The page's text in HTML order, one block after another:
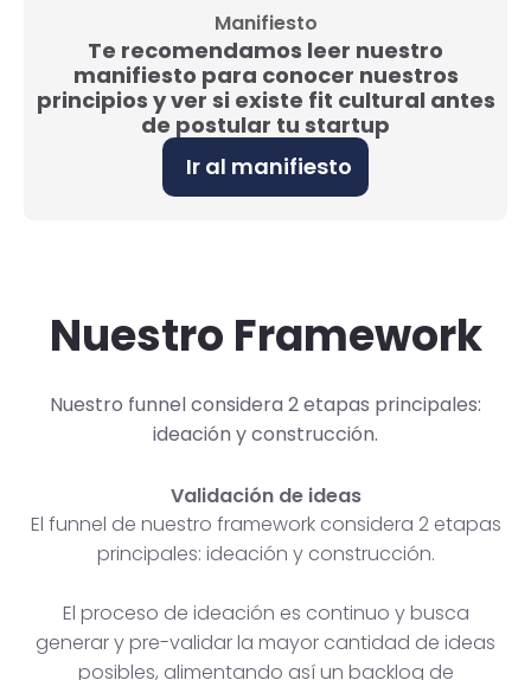
Manifiesto
Te recomendamos leer nuestro
manifiesto para conocer nuestros
principios y ver si existe fit cultural antes
de postular tu startup
Ir al manifiesto
Nuestro Framework
Nuestro funnel considera 2 etapas principales:
ideación y construcción.
Validación de ideas
El funnel de nuestro framework considera 2 etapas
principales: ideación y construcción.
El proceso de ideación es continuo y busca
generar y pre-validar la mayor cantidad de ideas
posibles, alimentando así un backlog de